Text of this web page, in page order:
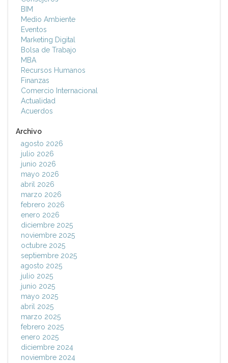
BIM
Medio Ambiente
Eventos
Marketing Digital
Bolsa de Trabajo
MBA
Recursos Humanos
Finanzas
Comercio Internacional
Actualidad
Acuerdos
Archivo
agosto 2026
julio 2026
junio 2026
mayo 2026
abril 2026
marzo 2026
febrero 2026
enero 2026
diciembre 2025
noviembre 2025
octubre 2025
septiembre 2025
agosto 2025
julio 2025
junio 2025
mayo 2025
abril 2025
marzo 2025
febrero 2025
enero 2025
diciembre 2024
noviembre 2024